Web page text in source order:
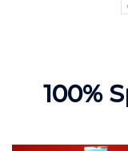
100%